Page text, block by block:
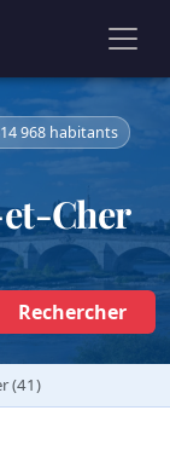
968 habitants
Cher
Rechercher
(41)